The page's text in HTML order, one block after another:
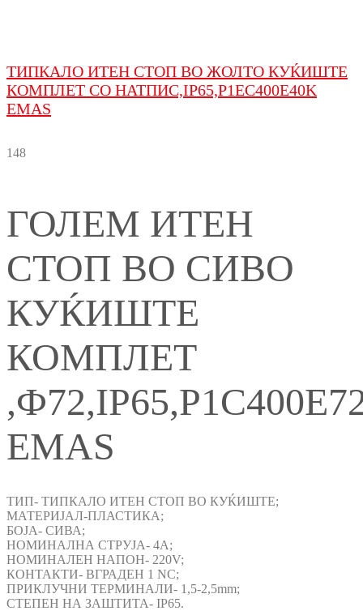
ТИПКАЛО ИТЕН СТОП ВО ЖОЛТО КУЌИШТЕ
КОМПЛЕТ СО НАТПИС,IP65,P1EC400E40K
EMAS
148
ГОЛЕМ ИТЕН
СТОП ВО СИВО
КУЌИШТЕ
КОМПЛЕТ
EMAS
ТИП- ТИПКАЛО ИТЕН СТОП ВО КУЌИШТЕ;
МАТЕРИЈАЛ-ПЛАСТИКА;
БОЈА- СИВА;
НОМИНАЛНА СТРУЈА- 4A;
НОМИНАЛЕН НАПОН- 220V;
КОНТАКТИ- ВГРАДЕН 1 NC;
ПРИКЛУЧНИ ТЕРМИНАЛИ- 1,5-2,5mm;
СТЕПЕН НА ЗАШТИТА- IP65.